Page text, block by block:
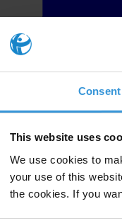
Consent
This website uses
We use cookies to
your use of this
the cookies. If you
una puntuación
publicado hoy. Desde
gubernamental han
y la seguridad.